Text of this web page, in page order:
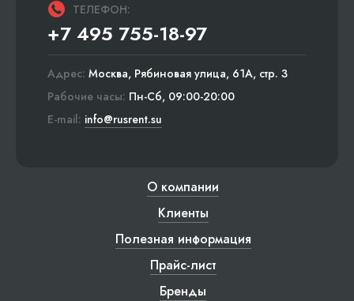
ТЕЛЕФОН:
+7 495 755-18-97
Адрес: Москва, Рябиновая улица, 61А, стр. 3
Рабочие часы: Пн-Сб, 09:00-20:00
E-mail: info@rusrent.su
О компании
Клиенты
Полезная информация
Прайс-лист
Бренды